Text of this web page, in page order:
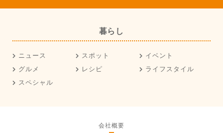
暮らし
ニュース スポット
イベント
グルメ
レシピ
ライフスタイル
スペシャル
会社概要